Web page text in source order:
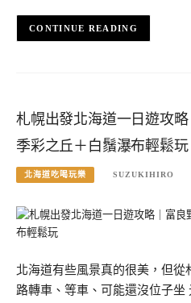
CONTINUE READING
札幌出發北海道一日遊攻
季彩之丘＋白鬚瀑布輕鬆玩
北海道吃喝玩樂 SUZUKIHIRO
北海道有些風景真的很美，但
路轉車、等車、可能還沒位子